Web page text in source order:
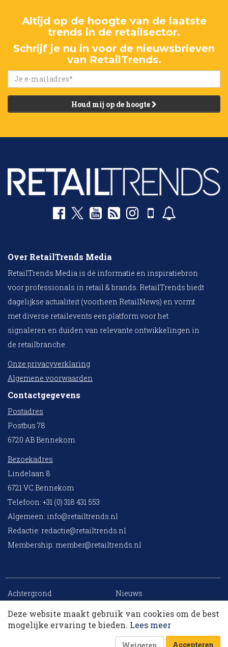
Dit artikel krijg je cadeau. Lees alles van
RetailTrends voor slechts € 10,- (eerste maand).
Altijd op de hoogte van de laatste
trends in de retailsector.
Schrijf je nu in voor de nieuwsbrieven
van RetailTrends.
Houd mij op de hoogte
Over RetailTrends Media
RetailTrends Media is dé informatie en inspiratiebron
voor professionals in retail & brands. RetailTrends biedt
dagelijkse actualiteit (voorheen RetailNews) en vormt
met diverse retailevents een platform voor het
signaleren en duiden van relevante ontwikkelingen in
de retailbranche.
Onze privacyverklaring
Algemene voorwaarden
Contactgegevens
Postadres
Postbus 78
6720 AB Bennekom
Bezoekadres
Lindelaan 8
6721 VC Bennekom
Telefoon: +31 (0) 318 431 553
Algemeen: info@retailtrends.nl
Redactie: redactie@retailtrends.nl
Membership: member@retailtrends.nl
Achtergrond
Nieuws
Blogs
Columns
Jobs
Events
Contact
Word member
Deze website maakt gebruik van cookies om de best
mogelijke ervaring te bieden. Lees meer
Accepteren